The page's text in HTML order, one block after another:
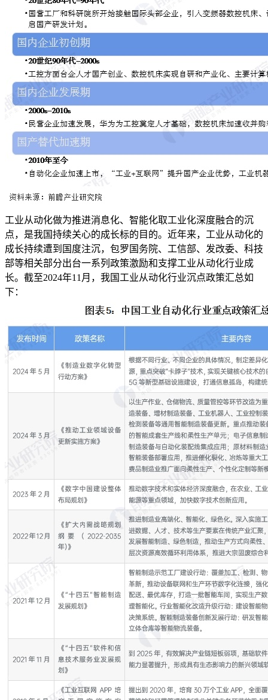
工业从动化做为推进消息化、智能化取工业化深度融合的沉
点，是我国持续关心的成长标的目的。近年来，工业从动化的
成长持续遭到国度注沉，包罗国务院、工信部、发改委、科技
部等相关部分出台一系列政策激励和支撑工业从动化行业成
长。截至2024年11月，我国工业从动化行业沉点政策汇总如
下：